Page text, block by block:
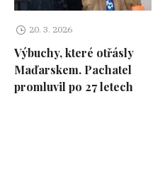
20. 3. 2026
Výbuchy, které otřásly
Maďarskem. Pachatel
promluvil po 27 letech